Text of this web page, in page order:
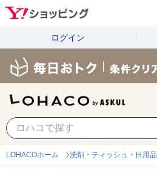
ログイン
LOHACOホーム 洗剤・ティッシュ・日用品